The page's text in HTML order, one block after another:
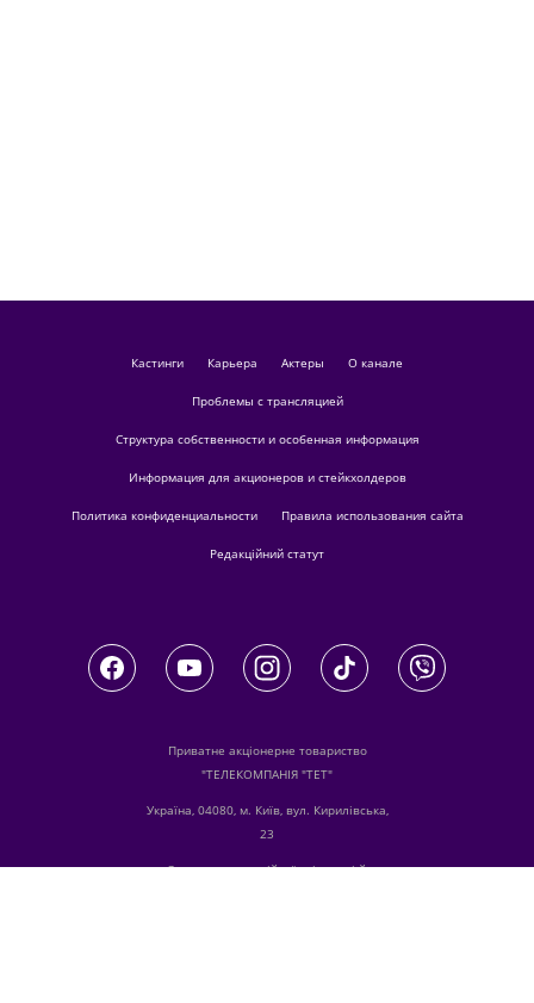
кастинги Карьера актеры О канале
Проблемы с трансляцией
Структура собственности и особенная информация
Информация для акционеров и стейкхолдеров
Политика конфиденциальности Правила использования сайта
Редакційний статут
Приватне акціонерне товариство
"ТЕЛЕКОМПАНІЯ "ТЕТ"
Україна, 04080, м. Київ, вул. Кирилівська,
23
З питань комерційної співпраці й